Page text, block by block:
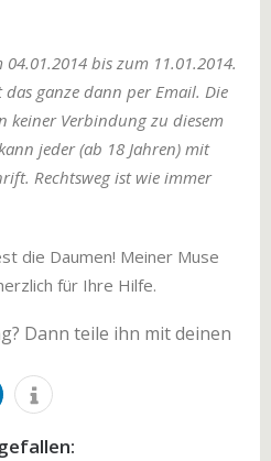
bis zum 11.01.2014.
ganze dann per Email. Die
keiner Verbindung zu diesem
jeder (ab 18 Jahren) mit
Rechtsweg ist wie immer
die Daumen! Meiner Muse
für Ihre Hilfe.
Dann teile ihn mit deinen